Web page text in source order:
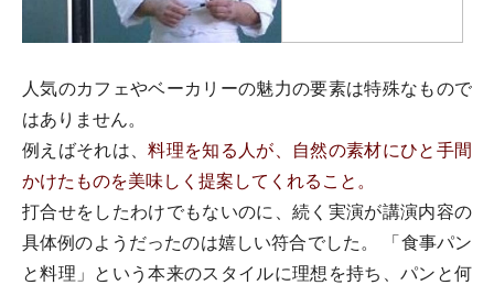
人気のカフェやベーカリーの魅力の要素は特殊なもので
はありません。
例えばそれは、料理を知る人が、自然の素材にひと手間
かけたものを美味しく提案してくれること。
打合せをしたわけでもないのに、続く実演が講演内容の
具体例のようだったのは嬉しい符合でした。 「食事パン
と料理」という本来のスタイルに理想を持ち、パンと何